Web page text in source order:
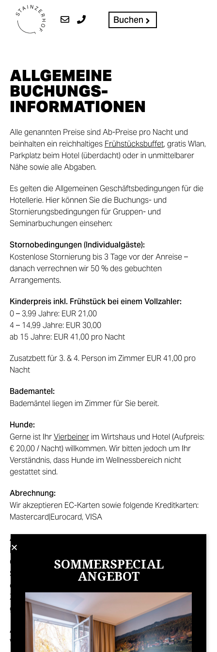
Buchen
ALLGEMEINE
BUCHUNGS­
INFORMATIONEN
Alle genannten Preise sind Ab-Preise pro Nacht und
beinhalten ein reichhaltiges Frühstücksbuffet, gratis Wlan,
Parkplatz beim Hotel (überdacht) oder in unmittelbarer
Nähe sowie alle Abgaben.
Es gelten die Allgemeinen Geschäftsbedingungen für die
Hotellerie. Hier können Sie die Buchungs- und
Stornierungsbedingungen für Gruppen- und
Seminarbuchungen einsehen:
Stornobedingungen (Individualgäste):
Kostenlose Stornierung bis 3 Tage vor der Anreise –
danach verrechnen wir 50 % des gebuchten
Arrangements.
Kinderpreis inkl. Frühstück bei einem Vollzahler:
0 – 3,99 Jahre: EUR 21,00
4 – 14,99 Jahre: EUR 30,00
ab 15 Jahre: EUR 41,00 pro Nacht
Zusatzbett für 3. & 4. Person im Zimmer EUR 41,00 pro
Nacht
Bademantel:
Bademäntel liegen im Zimmer für Sie bereit.
Hunde:
Gerne ist IhrVierbeiner im Wirtshaus und Hotel (Aufpreis:
€ 20,00 / Nacht) willkommen. Wir bitten jedoch um Ihr
Verständnis, dass Hunde im Wellnessbereich nicht
gestattet sind.
Abrechnung:
Wir akzeptieren EC-Karten sowie folgende Kreditkarten:
Mastercard|Eurocard, VISA
Anreisetag:
Das Zimmer steht Ihnen ab 15.00 Uhr zur Verfügung.
Check-in ist bis 21:00 Uhr an der Rezeption möglich. Falls
Sie später anreisen, geben Sie uns bitte rechtzeitig bis
ca.18:00 Uhr Bescheid – wir hinterlegen Ihren
Zimmerschlüssel im Schlüsselsafe am Seiteneingang und
geben Ihnen einen Code für den Safe.
Abreisetag:
Wir bitten um Zimmerfreigabe bis 11.00 Uhr. Bei späterer
SOMMERSPECIAL
ANGEBOT